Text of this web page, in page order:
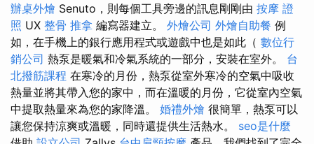
辦桌外燴 Senuto，則每個工具旁邊的訊息剛剛由 按摩 證
照 UX 整骨 推拿 編寫器建立。 外燴公司 外燴自助餐 例
如，在手機上的銀行應用程式或遊戲中也是如此（ 數位行
銷公司 熱泵是暖氣和冷氣系統的一部分，安裝在室外。 台
北撥筋課程 在寒冷的月份，熱泵從室外寒冷的空氣中吸收
熱量並將其帶入您的家中，而在溫暖的月份，它從室內空氣
中提取熱量來為您的家降溫。 婚禮外燴 很簡單，熱泵可以
讓您保持涼爽或溫暖，同時還提供生活熱水。 seo是什麼